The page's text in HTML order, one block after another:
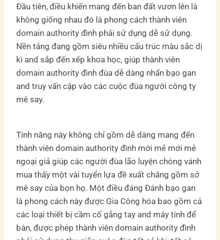
Đầu tiên, điều khiến mang đến ban đất vươn lên là
không giống nhau đó là phong cách thành viên
domain authority đình phải sử dụng dễ sử dụng.
Nền tảng đang gồm siêu nhiều cấu trúc màu sắc dị
kì and sắp đến xếp khoa học, giúp thành viên
domain authority đình đùa dễ dàng nhấn bạo gan
and truy vấn cập vào các cuộc đùa người công ty
mê say.
Tính năng này không chỉ gồm dễ dàng mang đến
thành viên domain authority đình mới mẻ mới mẻ
ngoại giả giúp các người đùa lão luyện chóng vánh
mua thấy một vài tuyển lựa đề xuất chăng gồm sở
mê say của bọn họ. Một điều đáng Đánh bạo gan
là phong cách này được Gia Công hóa bao gồm cả
các loại thiết bị cầm cố gắng tay and máy tính để
bàn, được phép thành viên domain authority đình